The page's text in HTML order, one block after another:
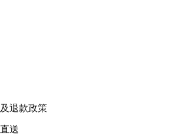
退款政策
送